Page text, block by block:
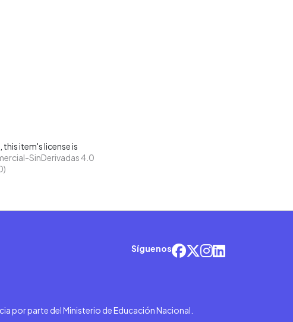
item's license is
SinDerivadas 4.0
Síguenos
por parte del Ministerio de Educación Nacional.